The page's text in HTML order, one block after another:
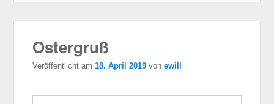
Ostergruß
Veröffentlicht am18. April 2019 vonewill